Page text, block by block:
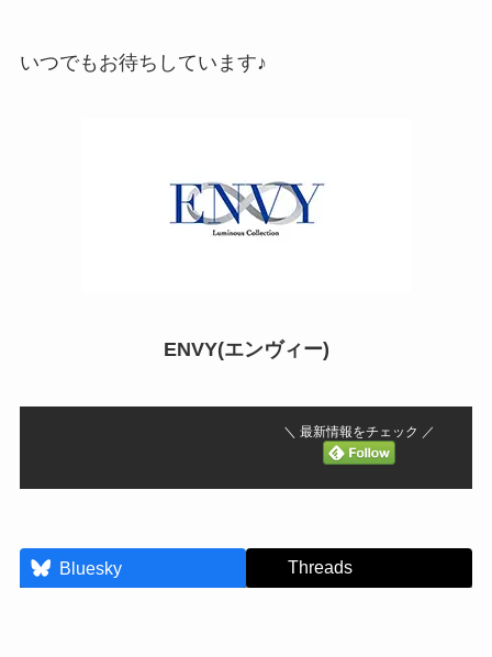
いつでもお待ちしています♪
ENVY(エンヴィー)
＼ 最新情報をチェック ／
Bluesky Threads